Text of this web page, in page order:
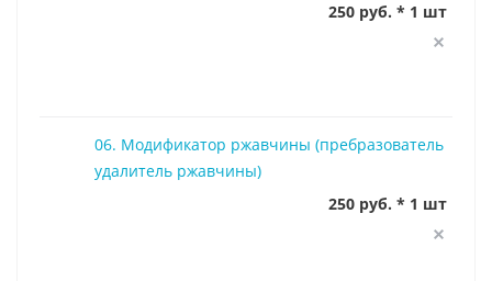
250 руб. * 1 шт
06. Модификатор ржавчины (пребразователь
удалитель ржавчины)
250 руб. * 1 шт